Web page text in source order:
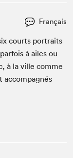
Français
courts por­traits
à ailes ou
à la ville comme
accom­pa­g­nés